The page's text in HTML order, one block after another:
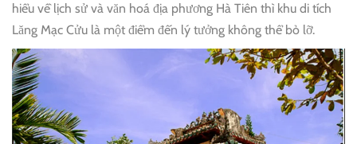
hiểu về lịch sử và văn hoá địa phương Hà Tiên thì khu di tích
Lăng Mạc Cửu là một điểm đến lý tưởng không thể bỏ lỡ.